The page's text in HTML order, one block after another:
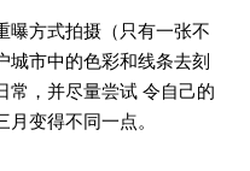
曝方式拍摄（只有一张不
城市中的色彩和线条去刻
常，并尽量尝试 令自己的
变得不同一点。